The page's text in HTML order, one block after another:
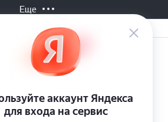
Еще
Нижний Новгород
Все матчи